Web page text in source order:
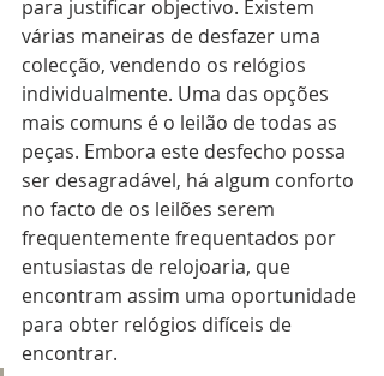
para justificar objectivo. Existem
várias maneiras de desfazer uma
colecção, vendendo os relógios
individualmente. Uma das opções
mais comuns é o leilão de todas as
peças. Embora este desfecho possa
ser desagradável, há algum conforto
no facto de os leilões serem
frequentemente frequentados por
entusiastas de relojoaria, que
encontram assim uma oportunidade
para obter relógios difíceis de
encontrar.